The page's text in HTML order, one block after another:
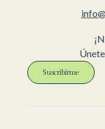
Suscribirme